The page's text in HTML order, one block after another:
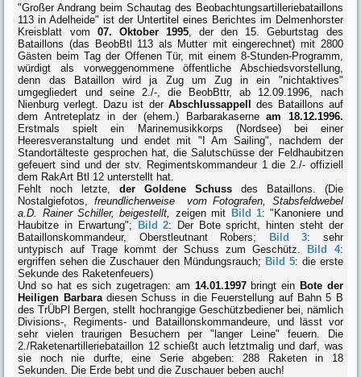
"Großer Andrang beim Schautag des Beobachtungsartilleriebataillons
113 in Adelheide" ist der Untertitel eines Berichtes im Delmenhorster
Kreisblatt vom 07. Oktober 1995, der den 15. Geburtstag des
Bataillons (das BeobBtl 113 als Mutter mit eingerechnet) mit 2800
Gästen beim Tag der Offenen Tür, mit einem 8-Stunden-Programm,
würdigt als vorweggenommene öffentliche Abschiedsvorstellung,
denn das Bataillon wird ja Zug um Zug in ein "nichtaktives"
umgegliedert und seine 2./-, die BeobBttr, ab 12.09.1996, nach
Nienburg verlegt. Dazu ist der Abschlussappell
des Bataillons auf
dem Antreteplatz in der (ehem.) Barbarakaserneam 18.12.1996.
Erstmals spielt ein Marinemusikkorps (Nordsee) bei einer
Heeresveranstaltung und endet mit "I Am Sailing", nachdem der
Standortälteste gesprochen hat, die Salutschüsse der Feldhaubitzen
gefeuert sind und der stv. Regimentskommandeur 1 die 2./- offiziell
dem RakArt Btl 12 unterstellt hat.
Fehlt noch letzte,der Goldene Schussdes Bataillons. (Die
Nostalgiefotos, freundlicherweise vom Fotografen, Stabsfeldwebel
a.D. Rainer Schiller, beigestellt, zeigen mit Bild 1: "Kanoniere und
Haubitze in Erwartung";
Bild 2: Der Bote spricht, hinten steht der
Bataillonskommandeur, Oberstleutnant Robers;
Bild 3: sehr
untypisch auf Trage kommt der Schuss zum Geschütz.
Bild 4:
ergriffen sehen die Zuschauer den Mündungsrauch; Bild 5: die erste
Sekunde des Raketenfeuers)
Und so hat es sich zugetragen: am 14.01.1997bringt ein Bote der
Heiligen Barbaradiesen Schuss in die Feuerstellung auf Bahn 5 B
des TrÜbPl Bergen, stellt hochrangige Geschützbediener bei, nämlich
Divisions-, Regiments- und Bataillonskommandeure, und lässt vor
sehr vielen traurigen Besuchern per "langer Leine" feuern. Die
2./Raketenartilleriebataillon 12 schießt auch letztmalig und darf, was
sie noch nie durfte, eine Serie abgeben: 288 Raketen in 18
Sekunden. Die Erde bebt und die Zuschauer beben auch!